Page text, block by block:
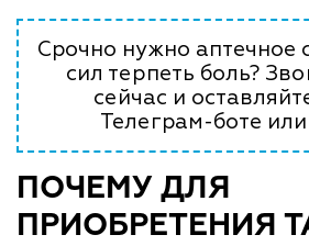
Срочно нужно аптечное
сил терпеть боль?
сейчас и
Телеграм-боте
ПОЧЕМУ ДЛЯ
ПРИОБРЕТЕНИЯ